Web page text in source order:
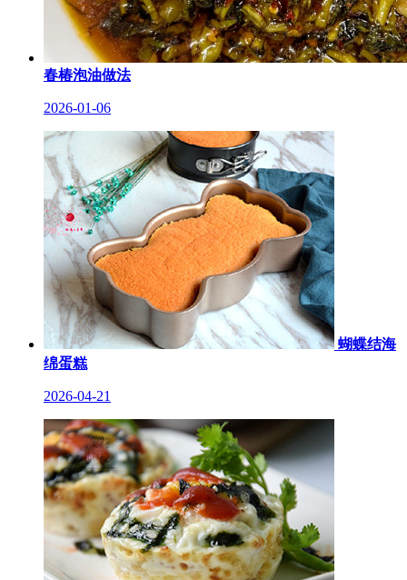
春椿泡油做法
2026-01-06
蝴蝶结海
绵蛋糕
2026-04-21